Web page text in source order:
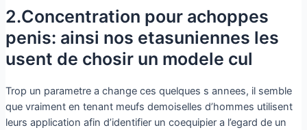
2.Concentration pour achoppes
penis: ainsi nos etasuniennes les
usent de chosir un modele cul
Trop un parametre a change ces quelques s annees, il semble
que vraiment en tenant meufs demoiselles d’hommes utilisent
leurs application afin d’identifier un coequipier a l’egard de un